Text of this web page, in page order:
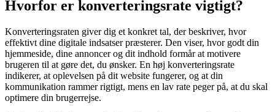
Hvorfor er konverteringsrate vigtigt?
Konverteringsraten giver dig et konkret tal, der beskriver, hvor
effektivt dine digitale indsatser præsterer. Den viser, hvor godt din
hjemmeside, dine annoncer og dit indhold formår at motivere
brugeren til at gøre det, du ønsker. En høj konverteringsrate
indikerer, at oplevelsen på dit website fungerer, og at din
kommunikation rammer rigtigt, mens en lav rate peger på, at du skal
optimere din brugerrejse.